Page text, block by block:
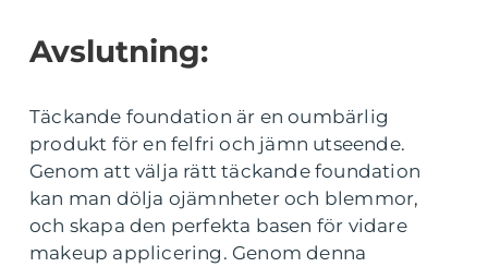
Avslutning:
Täckande foundation är en oumbärlig
produkt för en felfri och jämn utseende.
Genom att välja rätt täckande foundation
kan man dölja ojämnheter och blemmor,
och skapa den perfekta basen för vidare
makeup applicering. Genom denna